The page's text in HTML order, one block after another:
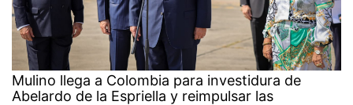
Mulino llega a Colombia para investidura de
Abelardo de la Espriella y reimpulsar las